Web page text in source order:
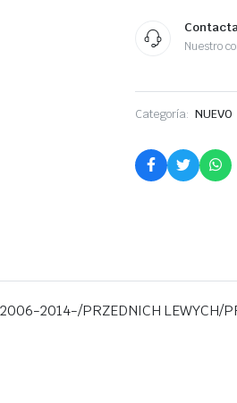
Nuestro
Categoría: NUEVO
2014-/PRZEDNICH LEWYCH/